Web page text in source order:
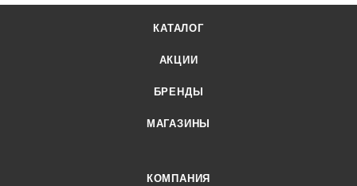
КАТАЛОГ
АКЦИИ
БРЕНДЫ
МАГАЗИНЫ
КОМПАНИЯ